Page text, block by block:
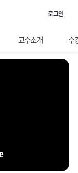
로그인
교수소개 수